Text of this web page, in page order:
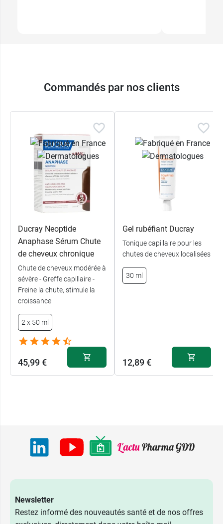
Commandés par nos clients
Ducray Neoptide
Anaphase Sérum Chute
de cheveux chronique
Chute de cheveux modérée à
sévère - Greffe capillaire -
Freine la chute, stimule la
croissance
2 x 50 ml
45,99 €
Gel rubéfiant Ducray
Tonique capillaire pour les
chutes de cheveux localisées
30 ml
12,89 €
Newsletter
Restez informé des nouveautés santé et de nos offres